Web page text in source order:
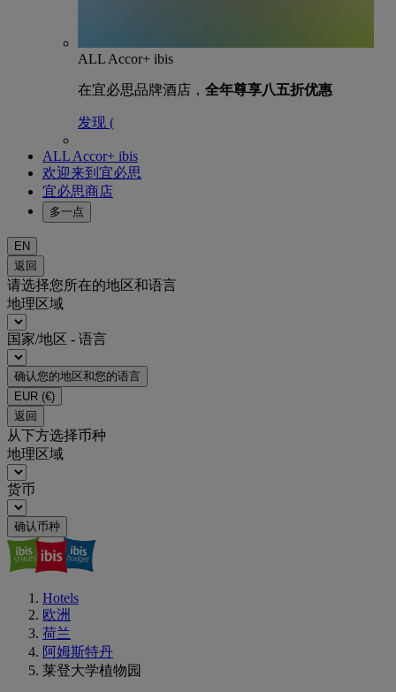
ALL Accor+ ibis
在宜必思品牌酒店， 全年尊享八五折优惠
发现 (
ALL Accor+ ibis
欢迎来到宜必思
宜必思商店
多一点
EN
返回
请选择您所在的地区和语言
地理区域
国家/地区 - 语言
确认您的地区和您的语言
EUR (€)
返回
从下方选择币种
地理区域
货币
确认币种
Hotels
欧洲
荷兰
阿姆斯特丹
莱登大学植物园